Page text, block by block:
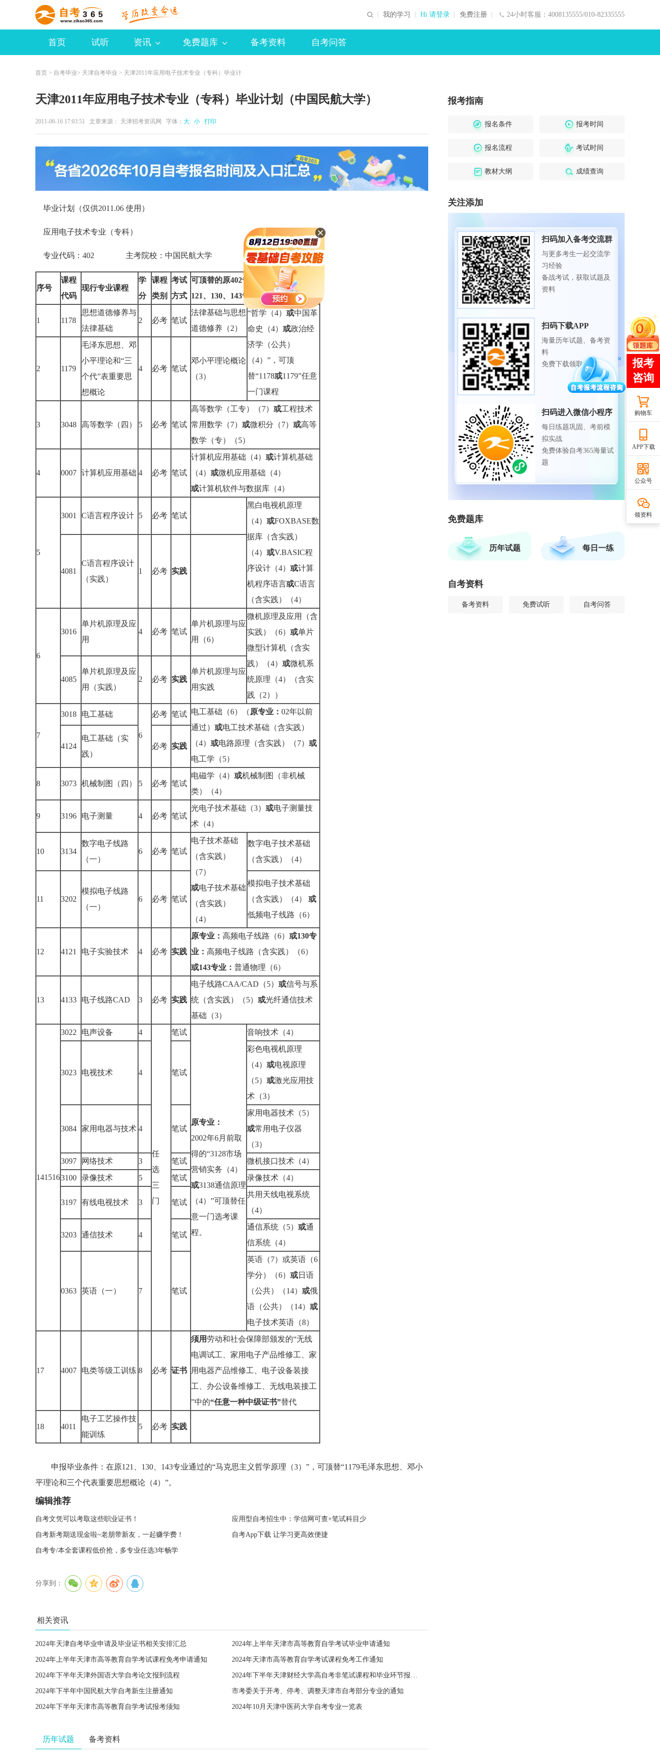
24小时客服：4008135555/010-82335555
我的学习 Hi 请登录 免费注册
首页 试听 资讯 免费题库 备考资料 自考问答
首页 > 自考毕业> 天津自考毕业 > 天津2011年应用电子技术专业（专科）毕业计
天津2011年应用电子技术专业（专科）毕业计划（中国民航大学）
2011-06-16 17:03:51 文章来源： 天津招考资讯网 字体： 大 小 打印
毕业计划（仅供2011.06 使用）
应用电子技术专业（专科）
专业代码：402 主考院校：中国民航大学 类型：职业技术
序号
课程
代码
现行专业课程
学
分
课程
类别
考试
方式
可顶替的原402专业、
121、130、143专业课程（学分）
1 1178
思想道德修养与
法律基础
2 必考 笔试
法律基础与思想
道德修养（2）
“哲学（4） 或中国革
命史（4） 或政治经
济学（公共）
（4）”，可顶
替“1178或1179”任意
一门课程
2 1179
毛泽东思想、邓
小平理论和“三
个代”表重要思
想概论
4 必考 笔试
邓小平理论概论
（3）
3 3048 高等数学（四） 5 必考 笔试
高等数学（工专）（7） 或工程技术
常用数学（7） 或微积分（7） 或高等
数学（专）（5）
4 0007 计算机应用基础 4 必考 笔试
计算机应用基础（4） 或计算机基础
（4） 或微机应用基础（4）
或计算机软件与数据库（4）
5
3001 C语言程序设计 5 必考 笔试
黑白电视机原理
（4） 或FOXBASE数
据库（含实践）
（4） 或V.BASIC程
序设计（4） 或计算
机程序语言或C语言
（含实践）（4）
4081
C语言程序设计
（实践）
1 必考 实践
6
3016
单片机原理及应
用
4 必考 笔试
单片机原理与应
用（6）
微机原理及应用（含
实践）（6） 或单片
微型计算机（含实
践）（4） 或微机系
统原理（4）（含实
践（2））
4085
单片机原理及应
用（实践）
2 必考 实践
单片机原理与应
用实践
7
3018 电工基础
6
必考 笔试 电工基础（6）（ 原专业： 02年以前
通过） 或电工技术基础（含实践）
（4） 或电路原理（含实践）（7） 或
电工学（5）
4124
电工基础（实
践）
必考 实践
8 3073 机械制图（四） 5 必考 笔试
电磁学（4） 或机械制图（非机械
类）（4）
9 3196 电子测量 4 必考 笔试
光电子技术基础（3） 或电子测量技
术（4）
10 3134
数字电子线路
（一）
6 必考 笔试
电子技术基础
（含实践）
（7）
或电子技术基础
（含实践）
（4）
数字电子技术基础
（含实践）（4）
11 3202
模拟电子线路
（一）
6 必考 笔试
模拟电子技术基础
（含实践）（4）
或
低频电子线路（6）
12 4121 电子实验技术 4 必考 实践
原专业： 高频电子线路（6） 或130专
业： 高频电子线路（含实践）（6）
或143专业： 普通物理（6）
13 4133 电子线路CAD 3 必考 实践
电子线路CAA/CAD（5） 或信号与系
统（含实践）（5） 或光纤通信技术
基础（3）
141516
3022 电声设备 4
任
选
三
门
笔试
原专业：
2002年6月前取
得的“3128市场
营销实务（4）
或3138通信原理
（4）”可顶替任
意一门选考课
程。
音响技术（4）
3023 电视技术 4 笔试
彩色电视机原理
（4） 或电视原理
（5） 或激光应用技
术（3）
3084 家用电器与技术 4 笔试
家用电器技术（5）
或常用电子仪器
（3）
3097
网络技术 3 笔试
微机接口技术（4）
3100 录像技术 5 笔试 录像技术（4）
3197 有线电视技术 3 笔试
共用天线电视系统
（4）
3203 通信技术 4 笔试
通信系统（5） 或通
信系统（4）
0363 英语（一） 7 笔试
英语（7）或英语（6
学分）（6） 或日语
（公共）（14） 或俄
语（公共）（14） 或
电子技术英语（8）
17 4007 电类等级工训练 8 必考 证书
须用劳动和社会保障部颁发的“无线
电调试工、家用电子产品维修工、家
用电器产品维修工、电子设备装接
工、办公设备维修工、无线电装接工
”中的“任意一种中级证书”替代
18 4011
电子工艺操作技
能训练
5 必考 实践
申报毕业条件：在原121、130、143专业通过的“马克思主义哲学原理（3）”，可顶替“1179毛泽东思想、邓小
平理论和三个代表重要思想概论（4）”。
编辑推荐
自考文凭可以考取这些职业证书！ 应用型自考招生中：学信网可查+笔试科目少
自考新考期送现金啦~老朋带新友，一起赚学费！ 自考App下载 让学习更高效便捷
自考专/本全套课程低价抢，多专业任选3年畅学
分享到：
相关资讯
2024年天津自考毕业申请及毕业证书相关安排汇总 2024年上半年天津市高等教育自学考试毕业申请通知
2024年上半年天津市高等教育自学考试课程免考申请通知 2024年天津市高等教育自学考试课程免考工作通知
2024年下半年天津外国语大学自考论文报到流程 2024年下半年天津财经大学高自考非笔试课程和毕业环节报考通知
2024年下半年中国民航大学自考新生注册通知 市考委关于开考、停考、调整天津市自考部分专业的通知
2024年下半年天津市高等教育自学考试报考须知 2024年10月天津中医药大学自考专业一览表
历年试题 备考资料
报考指南
报名条件 报考时间
报名流程 考试时间
教材大纲 成绩查询
关注添加
扫码加入备考交流群
与更多考生一起交流学
习经验
备战考试，获取试题及
资料
扫码下载APP
海量历年试题、备考资
料
免费下载领取
扫码进入微信小程序
每日练题巩固、考前模
拟实战
免费体验自考365海量试
题
免费题库
历年试题 每日一练
自考资料
备考资料 免费试听 自考问答
购物车
APP下载
公众号
领资料